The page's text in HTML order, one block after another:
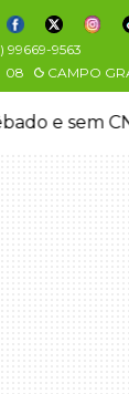
99669-9563
08 CAMPO
e sem